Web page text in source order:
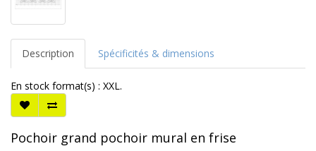
Description Spécificités & dimensions
En stock format(s) : XXL.
Pochoir grand pochoir mural en frise